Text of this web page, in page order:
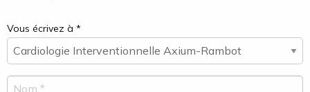
Vous écrivez à *